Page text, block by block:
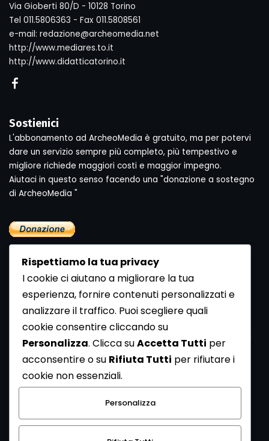
Via Gioberti 80/D - 10128 Torino
Tel 011.5806363 - Fax 011.5808561
e-mail: redazione@archeomedia.net
http://www.mediares.to.it
http://www.didatticatorino.it
Sostienici
L'abbonamento ad ArcheoMedia è gratuito, ma per potervi
dare un servizio sempre più completo, più tempestivo e
migliore richiede maggiori costi e maggior impegno.
Aiutaci in questo senso facendo una "donazione a sostegno
di ArcheoMedia "
Newsletter
Se vuoi ricevere la Rivista gratuita di archeologia realizzata
dalla Redazione di ArcheoMedia iscriviti alla nostra
Newsletter [Clicca Qui]
Con l'invio del messaggio l'utente dichiara di aver letto
l’informativa sulla privacy e di acconsentire al trattamento
dei propri dati personali.
Rispettiamo la tua privacy
I cookie ci aiutano a migliorare la tua
esperienza, fornire contenuti personalizzati e
analizzare il traffico. Puoi scegliere quali
cookie consentire cliccando su
Personalizza. Clicca suAccetta Tutti per
acconsentire o su Rifiuta Tutti per rifiutare i
cookie non essenziali.
Personalizza